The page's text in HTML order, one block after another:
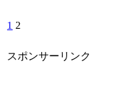
1 2
スポンサーリンク